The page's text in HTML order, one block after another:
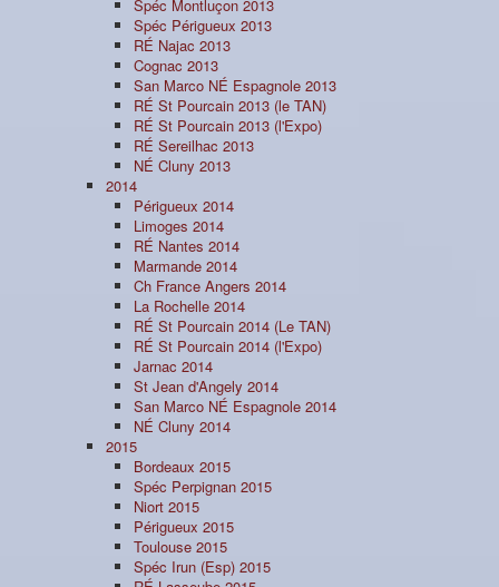
Spéc Montluçon 2013
Spéc Périgueux 2013
RÉ Najac 2013
Cognac 2013
San Marco NÉ Espagnole 2013
RÉ St Pourcain 2013 (le TAN)
RÉ St Pourcain 2013 (l'Expo)
RÉ Sereilhac 2013
NÉ Cluny 2013
2014
Périgueux 2014
Limoges 2014
RÉ Nantes 2014
Marmande 2014
Ch France Angers 2014
La Rochelle 2014
RÉ St Pourcain 2014 (Le TAN)
RÉ St Pourcain 2014 (l'Expo)
Jarnac 2014
St Jean d'Angely 2014
San Marco NÉ Espagnole 2014
NÉ Cluny 2014
2015
Bordeaux 2015
Spéc Perpignan 2015
Niort 2015
Périgueux 2015
Toulouse 2015
Spéc Irun (Esp) 2015